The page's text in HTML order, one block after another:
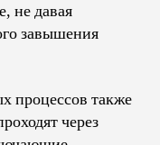
не давая
завышения
процессов также
через